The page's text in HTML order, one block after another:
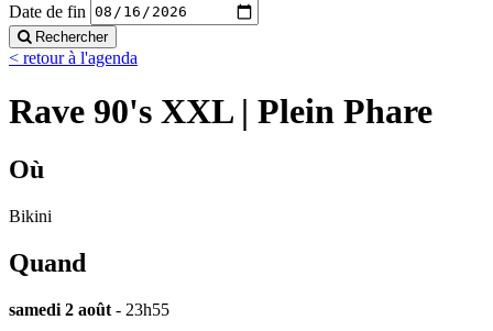
Date de fin
Rechercher
< retour à l'agenda
Rave 90's XXL | Plein Phare
Où
Bikini
Quand
samedi 2 août - 23h55